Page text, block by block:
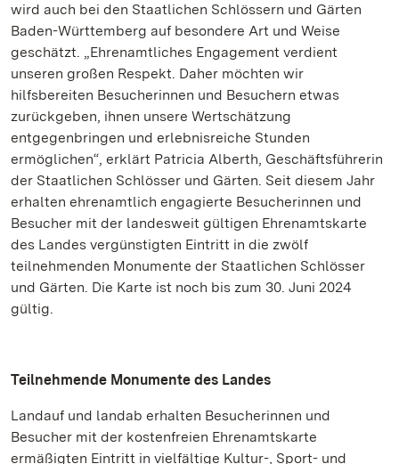
wird auch bei den Staatlichen Schlössern und Gärten
Baden-Württemberg auf besondere Art und Weise
geschätzt. „Ehrenamtliches Engagement verdient
unseren großen Respekt. Daher möchten wir
hilfsbereiten Besucherinnen und Besuchern etwas
zurückgeben, ihnen unsere Wertschätzung
entgegenbringen und erlebnisreiche Stunden
ermöglichen“, erklärt Patricia Alberth, Geschäftsführerin
der Staatlichen Schlösser und Gärten. Seit diesem Jahr
erhalten ehrenamtlich engagierte Besucherinnen und
Besucher mit der landesweit gültigen Ehrenamtskarte
des Landes vergünstigten Eintritt in die zwölf
teilnehmenden Monumente der Staatlichen Schlösser
und Gärten. Die Karte ist noch bis zum 30. Juni 2024
gültig.
Teilnehmende Monumente des Landes
Landauf und landab erhalten Besucherinnen und
Besucher mit der kostenfreien Ehrenamtskarte
ermäßigten Eintritt in vielfältige Kultur-, Sport- und